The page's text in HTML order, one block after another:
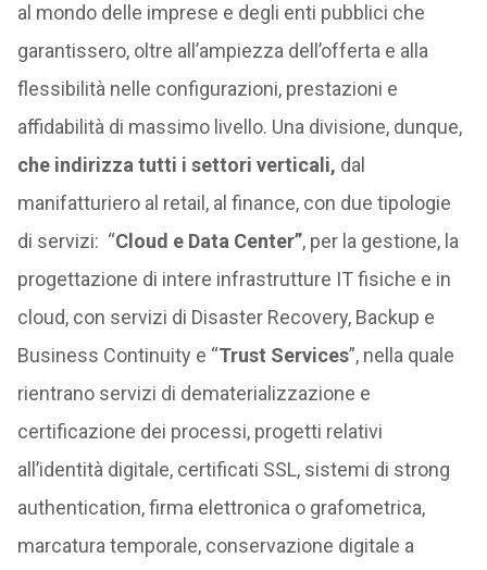
al mondo delle imprese e degli enti pubblici che
garantissero, oltre all’ampiezza dell’offerta e alla
flessibilità nelle configurazioni, prestazioni e
affidabilità di massimo livello. Una divisione, dunque,
che indirizza tutti i settori verticali, dal
manifatturiero al retail, al finance, con due tipologie
di servizi: “Cloud e Data Center”, per la gestione, la
progettazione di intere infrastrutture IT fisiche e in
cloud, con servizi di Disaster Recovery, Backup e
Business Continuity e “Trust Services”, nella quale
rientrano servizi di dematerializzazione e
certificazione dei processi, progetti relativi
all’identità digitale, certificati SSL, sistemi di strong
authentication, firma elettronica o grafometrica,
marcatura temporale, conservazione digitale a